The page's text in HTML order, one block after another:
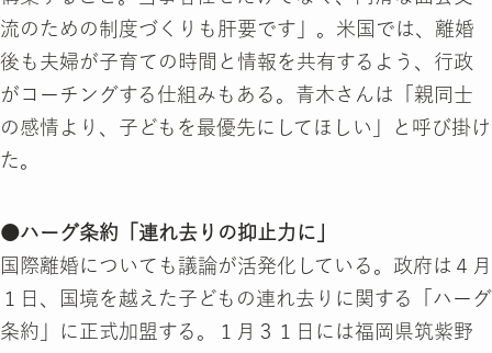
流のための制度づくりも肝要です」。米国では、離婚
後も夫婦が子育ての時間と情報を共有するよう、行政
がコーチングする仕組みもある。青木さんは「親同士
の感情より、子どもを最優先にしてほしい」と呼び掛け
た。
●ハーグ条約「連れ去りの抑止力に」
国際離婚についても議論が活発化している。政府は４月
１日、国境を越えた子どもの連れ去りに関する「ハーグ
条約」に正式加盟する。１月３１日には福岡県筑紫野